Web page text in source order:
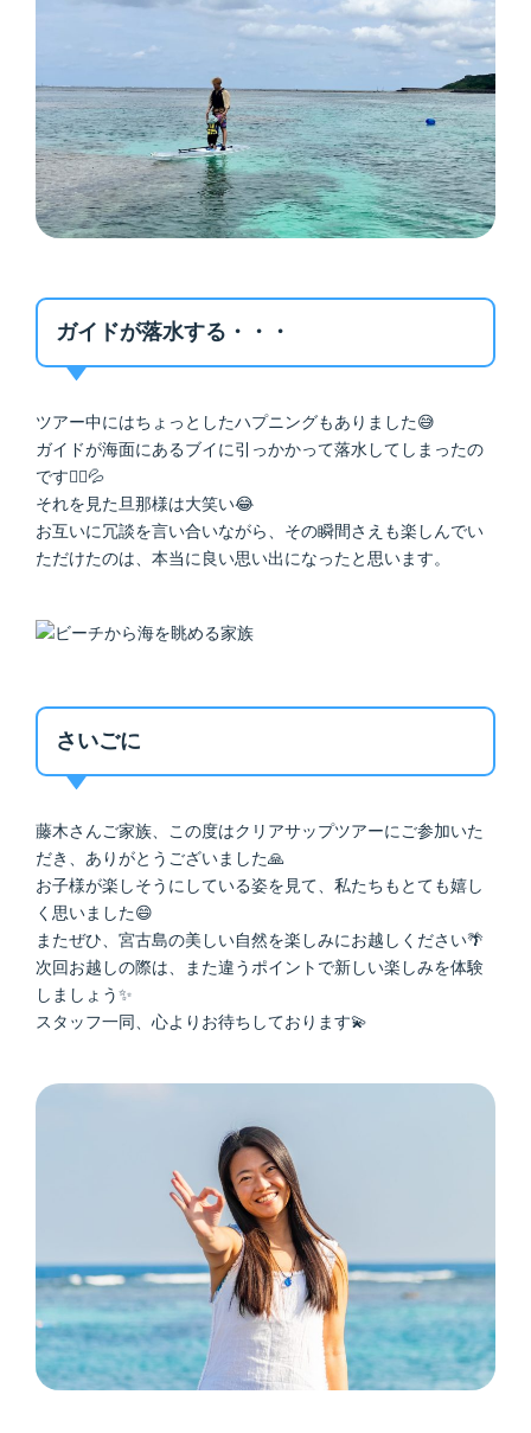
ガイドが落水する・・・
ツアー中にはちょっとしたハプニングもありました😅
ガイドが海面にあるブイに引っかかって落水してしまったの
です🚣‍♀️💦
それを見た旦那様は大笑い😂
お互いに冗談を言い合いながら、その瞬間さえも楽しんでい
ただけたのは、本当に良い思い出になったと思います。
さいごに
藤木さんご家族、この度はクリアサップツアーにご参加いた
だき、ありがとうございました🙏
お子様が楽しそうにしている姿を見て、私たちもとても嬉し
く思いました😄
またぜひ、宮古島の美しい自然を楽しみにお越しください🌴
次回お越しの際は、また違うポイントで新しい楽しみを体験
しましょう✨
スタッフ一同、心よりお待ちしております💫